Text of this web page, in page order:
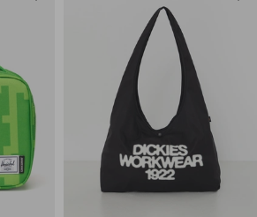
univerzálna veľkosť